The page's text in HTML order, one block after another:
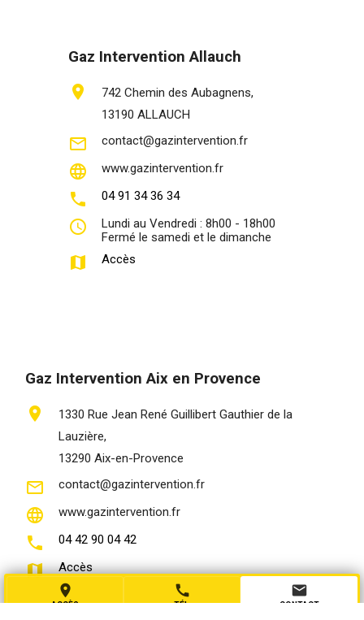
place
ACCÈS
call
TÉL.
mail
CONTACT
Gaz Intervention Allauch
location_on
742 Chemin des Aubagnens,
13190 ALLAUCH
mail_outline contact@gazintervention.fr
language www.gazintervention.fr
phone 04 91 34 36 34
query_builder
Lundi au Vendredi : 8h00 - 18h00
Fermé le samedi et le dimanche
map Accès
Gaz Intervention Aix en Provence
location_on
1330 Rue Jean René Guillibert Gauthier de la
Lauzière,
13290 Aix-en-Provence
mail_outline contact@gazintervention.fr
language www.gazintervention.fr
phone 04 42 90 04 42
map Accès